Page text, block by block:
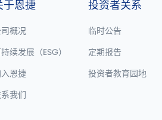
于恩捷
司概况
持续发展（ESG）
恩捷
我们
投资者关系
临时公告
定期报告
投资者教育园地